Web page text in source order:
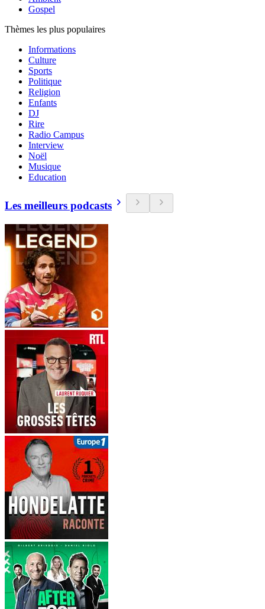
Gospel
Thèmes les plus populaires
Informations
Culture
Sports
Politique
Religion
Enfants
DJ
Rire
Radio Campus
Interview
Noël
Musique
Education
Les meilleurs podcasts